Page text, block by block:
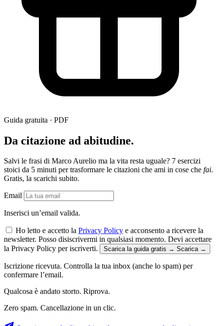
Guida gratuita · PDF
Da citazione ad abitudine.
Salvi le frasi di Marco Aurelio ma la vita resta uguale? 7 esercizi
stoici da 5 minuti per trasformare le citazioni che ami in cose che fai.
Gratis, la scarichi subito.
Email
Inserisci un’email valida.
Ho letto e accetto la Privacy Policy e acconsento a ricevere la
newsletter. Posso disiscrivermi in qualsiasi momento. Devi accettare
la Privacy Policy per iscriverti.
Scarica la guida gratis → Scarica →
Iscrizione ricevuta. Controlla la tua inbox (anche lo spam) per
confermare l’email.
Qualcosa è andato storto. Riprova.
Zero spam. Cancellazione in un clic.